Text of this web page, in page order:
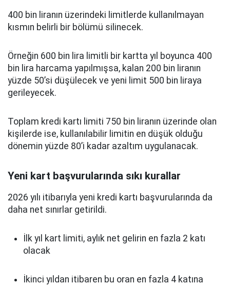
400 bin liranın üzerindeki limitlerde kullanılmayan
kısmın belirli bir bölümü silinecek.
Örneğin 600 bin lira limitli bir kartta yıl boyunca 400
bin lira harcama yapılmışsa, kalan 200 bin liranın
yüzde 50’si düşülecek ve yeni limit 500 bin liraya
gerileyecek.
Toplam kredi kartı limiti 750 bin liranın üzerinde olan
kişilerde ise, kullanılabilir limitin en düşük olduğu
dönemin yüzde 80’i kadar azaltım uygulanacak.
Yeni kart başvurularında sıkı kurallar
2026 yılı itibarıyla yeni kredi kartı başvurularında da
daha net sınırlar getirildi.
İlk yıl kart limiti, aylık net gelirin en fazla 2 katı
olacak
İkinci yıldan itibaren bu oran en fazla 4 katına